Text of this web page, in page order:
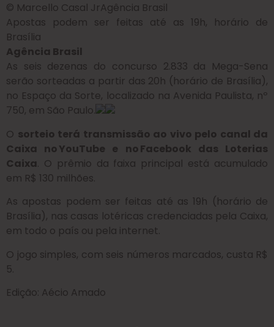
© Marcello Casal JrAgência Brasil
Apostas podem ser feitas até as 19h, horário de
Brasília
Agência Brasil
As seis dezenas do concurso 2.833 da Mega-Sena
serão sorteadas a partir das 20h (horário de Brasília),
no Espaço da Sorte, localizado na Avenida Paulista, nº
750, em São Paulo.
O sorteio terá transmissão ao vivo pelo canal da
Caixa no YouTube e no Facebook das Loterias
Caixa. O prêmio da faixa principal está acumulado
em R$ 130 milhões.
As apostas podem ser feitas até as 19h (horário de
Brasília), nas casas lotéricas credenciadas pela Caixa,
em todo o país ou pela internet.
O jogo simples, com seis números marcados, custa R$
5.
Edição: Aécio Amado